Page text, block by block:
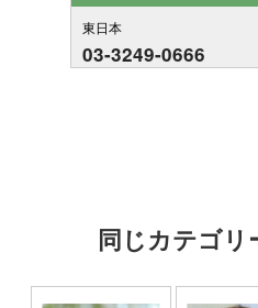
東日本
03-3249-0666
同じカテゴリ